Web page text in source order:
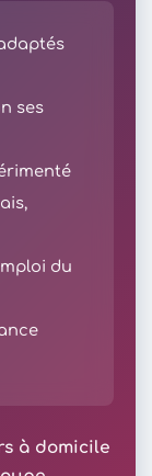
ses
du
à domicile